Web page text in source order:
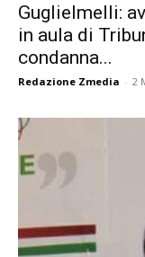
Guglielmelli:
in aula di
condanna...
Redazione Zmedia - 2